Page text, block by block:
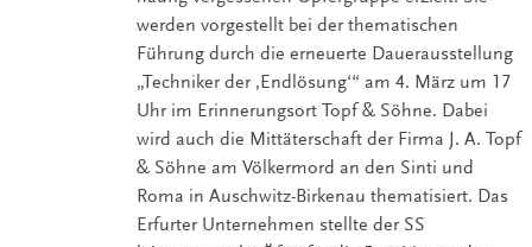
werden vorgestellt bei der thematischen
Führung durch die erneuerte Dauerausstellung
„Techniker der ‚Endlösung‘“ am 4. März um 17
Uhr im Erinnerungsort Topf & Söhne. Dabei
wird auch die Mittäterschaft der Firma J. A. Topf
& Söhne am Völkermord an den Sinti und
Roma in Auschwitz-Birkenau thematisiert. Das
Erfurter Unternehmen stellte der SS